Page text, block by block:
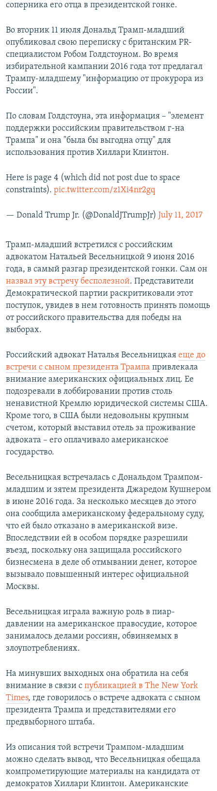
соперника его отца в президентской гонке.
Во вторник 11 июля Дональд Трамп-младший
опубликовал свою переписку c британским PR-
специалистом Робом Голдстоуном. Во время
избирательной кампании 2016 года тот предлагал
Трампу-младшему "информацию от прокурора из
России".
По словам Голдстоуна, эта информация – "элемент
поддержки российским правительством г-на
Трампа" и она "была бы выгодна отцу" для
использования против Хиллари Клинтон.
Here is page 4 (which did not post due to space
constraints). pic.twitter.com/z1Xi4nr2gq
— Donald Trump Jr. (@DonaldJTrumpJr) July 11, 2017
Трамп-младший встретился с российским
адвокатом Натальей Весельницкой 9 июня 2016
года, в самый разгар президентской гонки. Сам он
назвал эту встречу бесполезной. Представители
Демократической партии раскритиковали этот
поступок, увидев в нем готовность принять помощь
от российского правительства для победы на
выборах.
Российский адвокат Наталья Весельницкая еще до
встречи с сыном президента Трампа привлекала
внимание американских официальных лиц. Ее
подозревали в лоббировании против столь
ненавистной Кремлю юридической системы США.
Кроме того, в США были недовольны крупным
счетом, который выставил отель за проживание
адвоката – его оплачивало американское
государство.
Весельницкая встречалась с Дональдом Трампом-
младшим и зятем президента Джаредом Кушнером
в июне 2016 года. За несколько месяцев до этого
она сообщила американскому федеральному суду,
что ей было отказано в американской визе.
Впоследствии ей в особом порядке разрешили
въезд, поскольку она защищала российского
бизнесмена в деле об отмывании денег, которое
вызывало повышенный интерес официальной
Москвы.
Весельницкая играла важную роль в пиар-
давлении на американское правосудие, которое
занималось делами россиян, обвиняемых в
злоупотреблениях.
На минувших выходных она обратила на себя
внимание в связи с публикацией в The New York
Times, где говорилось о встрече адвоката с сыном
президента Трампа и представителями его
предвыборного штаба.
Из описания той встречи Трампом-младшим
можно сделать вывод, что Весельницкая обещала
компрометирующие материалы на кандидата от
демократов Хиллари Клинтон. Американские